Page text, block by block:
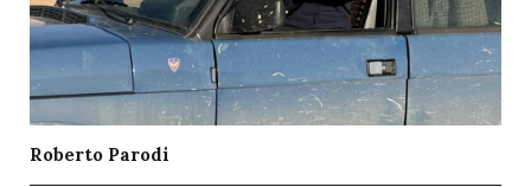
Roberto Parodi